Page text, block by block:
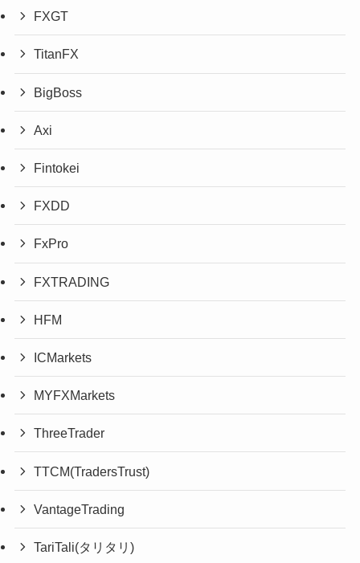
FXGT
TitanFX
BigBoss
Axi
Fintokei
FXDD
FxPro
FXTRADING
HFM
ICMarkets
MYFXMarkets
ThreeTrader
TTCM(TradersTrust)
VantageTrading
TariTali(タリタリ)